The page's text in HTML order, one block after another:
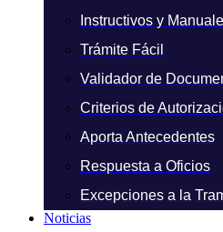
Instructivos y
Trámite Fácil
Validador de
Criterios de
Aporta Antecedentes
Respuesta a Oficios
Excepciones a la
Noticias